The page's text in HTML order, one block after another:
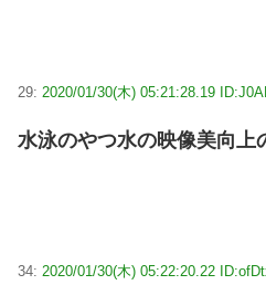
29: 2020/01/30(木) 05:21:28.19
水泳のやつ水の映像美向上
34: 2020/01/30(木) 05:22:20.22